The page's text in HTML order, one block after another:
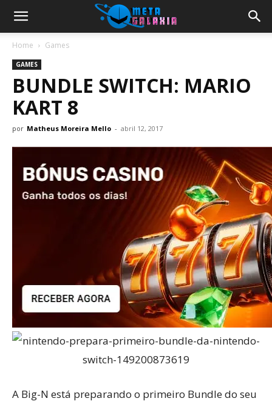
Home Games
GAMES
BUNDLE SWITCH: MARIO
KART 8
por Matheus Moreira Mello - abril 12, 2017
A Big-N está preparando o primeiro Bundle do seu